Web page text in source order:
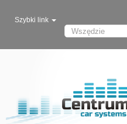
Szybki link